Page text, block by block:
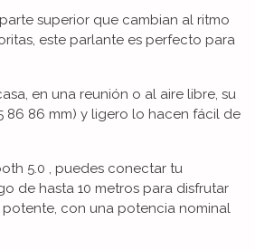
superior que cambian al ritmo
este parlante es perfecto para
en una reunión o al aire libre, su
86 86 mm) y ligero lo hacen fácil de
5.0 , puedes conectar tu
de hasta 10 metros para disfrutar
con una potencia nominal